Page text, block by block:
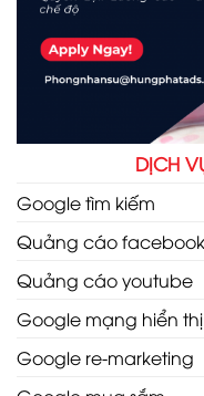
DỊCH
Google tìm kiếm
Quảng cáo facebook
Quảng cáo youtube
Google mạng hiển thị
Google re-marketing